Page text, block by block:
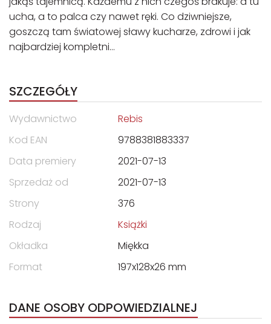
ucha, a to palca czy nawet ręki. Co dziwniejsze,
goszczą tam światowej sławy kucharze, zdrowi i jak
najbardziej kompletni…
SZCZEGÓŁY
Wydawnictwo
Rebis
Kod EAN
9788381883337
Data premiery
2021-07-13
Sprzedaż od
2021-07-13
Strony
376
Rodzaj
Książki
Okładka
Miękka
Format
197x128x26 mm
DANE OSOBY ODPOWIEDZIALNEJ